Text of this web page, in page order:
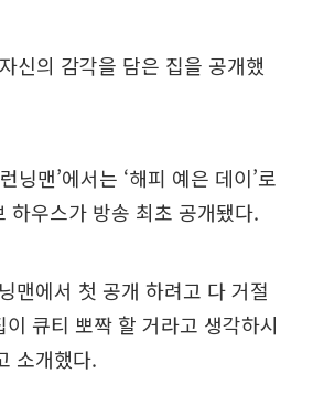
신의 감각을 담은 집을 공개했
닝맨’에서는 ‘해피 예은 데이’로
하우스가 방송 최초 공개됐다.
맨에서 첫 공개 하려고 다 거절
큐티 뽀짝 할 거라고 생각하시
소개했다.